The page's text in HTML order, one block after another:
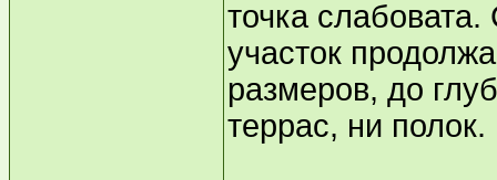
точка
участок
размеров, до
террас, ни полок.